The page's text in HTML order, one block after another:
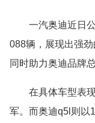
一汽奥迪近日
088辆，展现出强
同时助力奥迪品牌
在具体车型表
军。而奥迪q5l则以